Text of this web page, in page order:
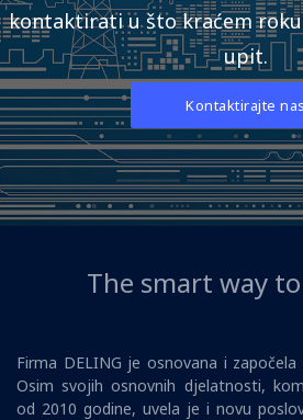
kontaktirati u što kraćem
upit.
Kontaktirajte nas
The smart way
Firma DELING je osnovana i
Osim svojih osnovnih djelatnosti,
od 2010 godine, uvela je i novu